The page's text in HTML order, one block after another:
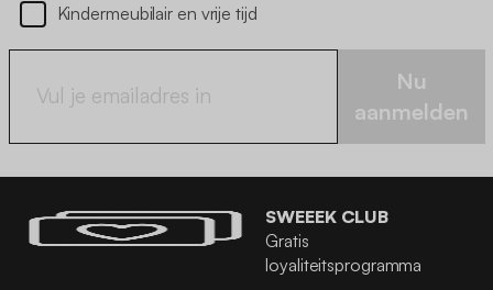
Kindermeubilair en vrije tijd
Nu
aanmelden
SWEEEK CLUB
Gratis
loyaliteitsprogramma